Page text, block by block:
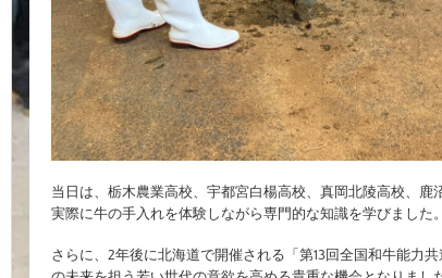
当日は、栃木農業高校、宇都宮白楊高校、真岡北陵高校、鹿
実際に牛の手入れを体験しながら専門的な知識を学びました。
さらに、2年後に北海道で開催される「第13回全国和牛能力